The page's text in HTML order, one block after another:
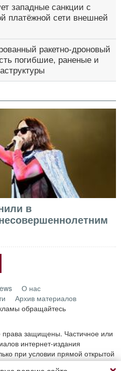
западные санкции с
платёжной сети внешней
ракетно-дроновый
погибшие, раненые и
в
О нас
Архив материалов
обращайтесь
права защищены. Частичное или
интернет-издания
при условии прямой открытой
на непосредственный адрес